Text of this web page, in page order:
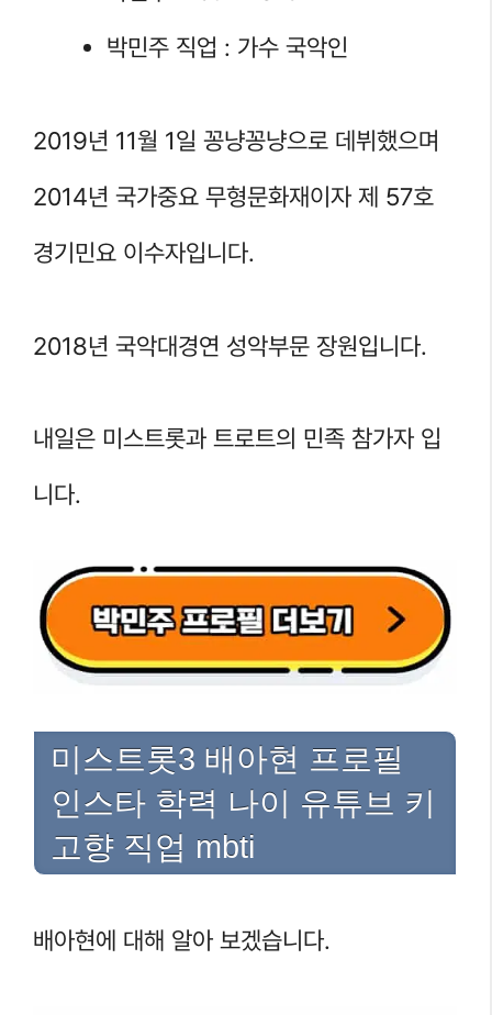
박민주 직업 : 가수 국악인
2019년 11월 1일 꽁냥꽁냥으로 데뷔했으며
2014년 국가중요 무형문화재이자 제 57호
경기민요 이수자입니다.
2018년 국악대경연 성악부문 장원입니다.
내일은 미스트롯과 트로트의 민족 참가자 입
니다.
미스트롯3 배아현 프로필
인스타 학력 나이 유튜브 키
고향 직업 mbti
배아현에 대해 알아 보겠습니다.